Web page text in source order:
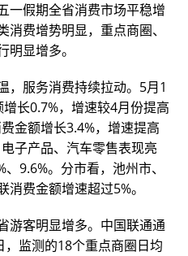
一假期全省消费市场平稳增
费增势明显，重点商圈、
显增多。
，服务消费持续拉动。5月1
长0.7%，增速较4月份提高
金额增长3.4%，增速提高
子产品、汽车零售表现亮
9.6%。分市看，池州市、
费金额增速超过5%。
游客明显增多。中国联通通
监测的18个重点商圈日均